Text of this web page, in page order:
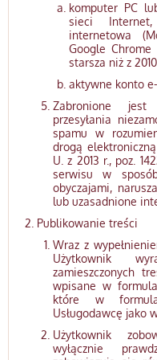
komputer PC
sieci
internetowa
Google
starsza niż z
aktywne konto
Zabronione jest
przesyłania
spamu w
drogą
U. z 2013 r., poz.
serwisu w
obyczajami,
lub uzasadnione
Publikowanie treści
Wraz z
Użytkownik
zamieszczonych
wpisane w
które w
Usługodawcę jako
Użytkownik
wyłącznie